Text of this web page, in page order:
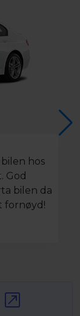
hos
God
bilen da
fornøyd!